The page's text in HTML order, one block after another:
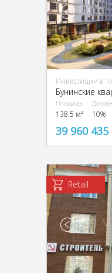
Инвестиции в
Площадь
138.5 м² 10%
39 960 435
Retail